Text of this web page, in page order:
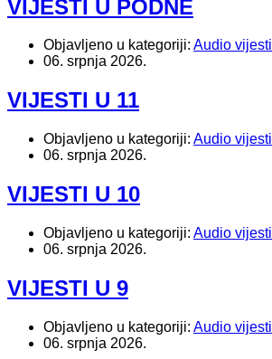
VIJESTI U PODNE
Objavljeno u kategoriji: Audio vijesti
06. srpnja 2026.
VIJESTI U 11
Objavljeno u kategoriji: Audio vijesti
06. srpnja 2026.
VIJESTI U 10
Objavljeno u kategoriji: Audio vijesti
06. srpnja 2026.
VIJESTI U 9
Objavljeno u kategoriji: Audio vijesti
06. srpnja 2026.